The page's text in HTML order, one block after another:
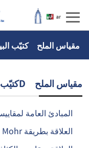
مقياس الملح كتيّب
مقياس الملح Dكتيّب البيانات فهرس
المبادئ العامة
العلاقة بطريقة Mohr